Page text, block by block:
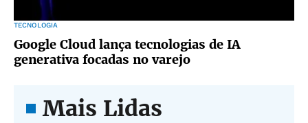
TECNOLOGIA
Google Cloud lança tecnologias de IA
generativa focadas no varejo
Mais Lidas